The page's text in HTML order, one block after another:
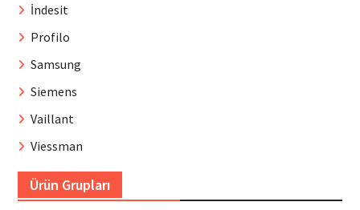
İndesit
Profilo
Samsung
Siemens
Vaillant
Viessman
Ürün Grupları